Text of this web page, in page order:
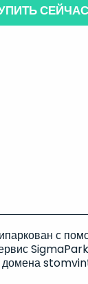
СЕЙЧАС
с
домена